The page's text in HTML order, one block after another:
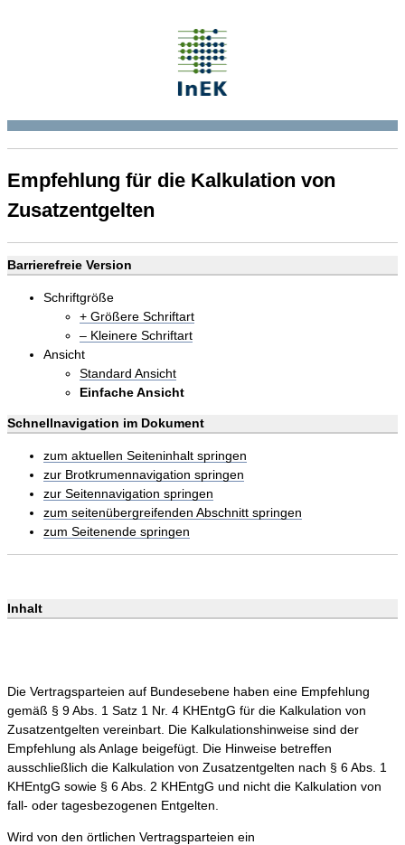
Empfehlung für die Kalkulation von
Zusatzentgelten
Barrierefreie Version
Schriftgröße
+ Größere Schriftart
– Kleinere Schriftart
Ansicht
Standard Ansicht
Einfache Ansicht
Schnellnavigation im Dokument
zum aktuellen Seiteninhalt springen
zur Brotkrumennavigation springen
zur Seitennavigation springen
zum seitenübergreifenden Abschnitt springen
zum Seitenende springen
Inhalt
Die Vertragsparteien auf Bundesebene haben eine Empfehlung
gemäß § 9 Abs. 1 Satz 1 Nr. 4 KHEntgG für die Kalkulation von
Zusatzentgelten vereinbart. Die Kalkulationshinweise sind der
Empfehlung als Anlage beigefügt. Die Hinweise betreffen
ausschließlich die Kalkulation von Zusatzentgelten nach § 6 Abs. 1
KHEntgG sowie § 6 Abs. 2 KHEntgG und nicht die Kalkulation von
fall- oder tagesbezogenen Entgelten.
Wird von den örtlichen Vertragsparteien ein